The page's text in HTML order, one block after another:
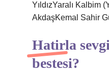
YıldızYaralı Kalbim
AkdaşKemal Sahir
Hatirla
bestesi?